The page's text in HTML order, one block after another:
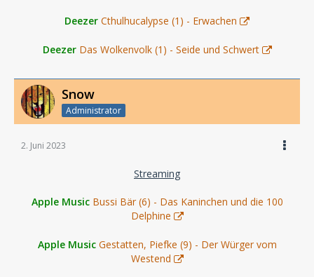
Deezer Cthulhucalypse (1) - Erwachen
Deezer Das Wolkenvolk (1) - Seide und Schwert
Snow
Administrator
2. Juni 2023
Streaming
Apple Music Bussi Bär (6) - Das Kaninchen und die 100
Delphine
Apple Music Gestatten, Piefke (9) - Der Würger vom
Westend